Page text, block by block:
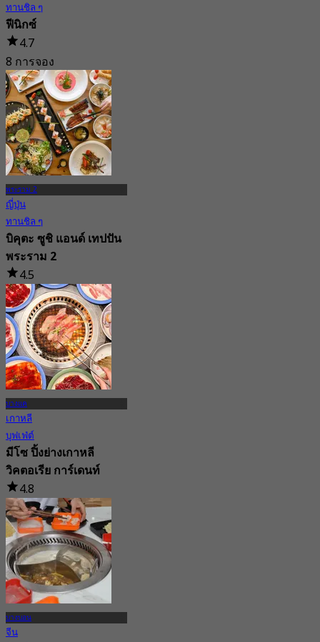
ทานชิล ๆ
ฟีนิกซ์
4.7
8 การจอง
จาก฿ 249.75
พระราม 2
ญี่ปุ่น
ทานชิล ๆ
บิคุตะ ซูชิ แอนด์ เทปปัน
พระราม 2
4.5
46 การจอง
จาก฿ 574.5
บางแค
เกาหลี
บุฟเฟ่ต์
มีโซ ปิ้งย่างเกาหลี
วิคตอเรีย การ์เดนท์
4.8
132 การจอง
จาก฿ 335
บางบอน
จีน